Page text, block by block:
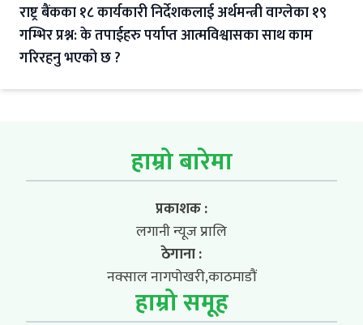
राष्ट्र बैंकका १८ कार्यकारी निर्देशकलाई अर्थमन्त्री वाग्लेका १९
गम्भिर प्रश्न: के तपाईहरु पर्याप्त आत्मविश्वासका साथ काम
गरिरहनु भएको छ ?
हाम्रो बारेमा
प्रकाशक :
लगानी न्यूज प्रालि
ठेगाना :
नक्साल नागपोखरी,काठमाडौं
हाम्रो समूह